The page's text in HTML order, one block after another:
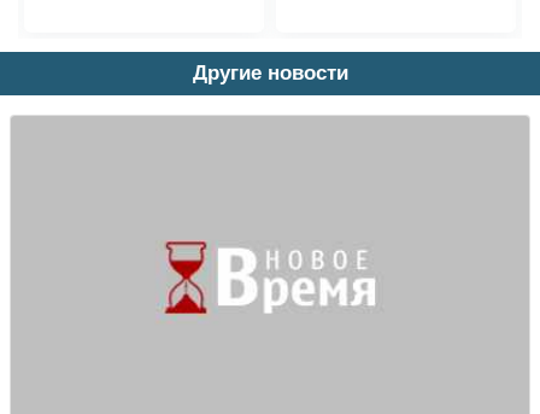
Другие новости